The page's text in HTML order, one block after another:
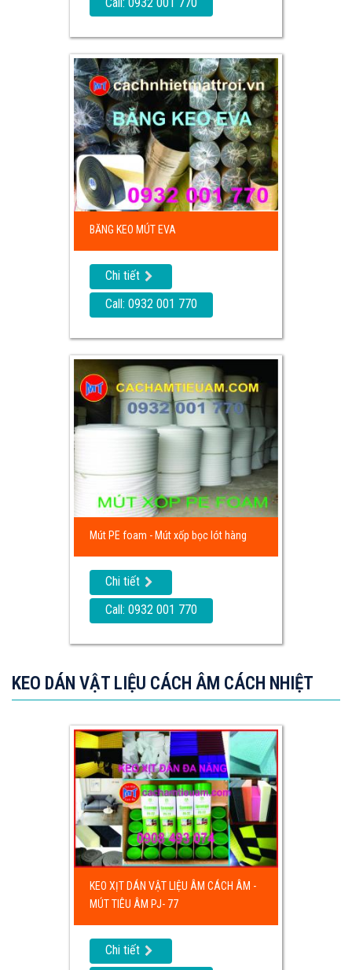
BĂNG KEO MÚT EVA
Chi tiết
Call: 0932 001 770
Mút PE foam - Mút xốp bọc lót hàng
Chi tiết
Call: 0932 001 770
KEO DÁN VẬT LIỆU CÁCH ÂM CÁCH NHIỆT
KEO XỊT DÁN VẬT LIỆU ÂM CÁCH ÂM -
MÚT TIÊU ÂM PJ- 77
Chi tiết